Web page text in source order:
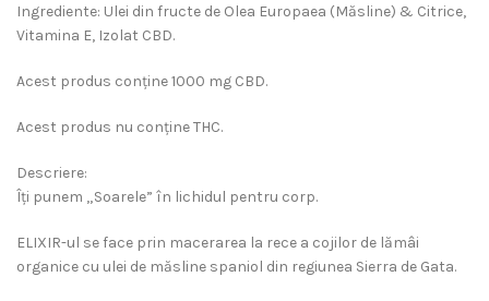
Ingrediente: Ulei din fructe de Olea Europaea (Măsline) & Citrice,
Vitamina E, Izolat CBD.
Acest produs conține 1000 mg CBD.
Acest produs nu conține THC.
Descriere:
Îți punem „Soarele” în lichidul pentru corp.
ELIXIR-ul se face prin macerarea la rece a cojilor de lămâi
organice cu ulei de măsline spaniol din regiunea Sierra de Gata.